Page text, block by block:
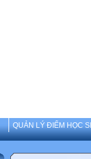
QUẢN LÝ ĐIỂM HỌC